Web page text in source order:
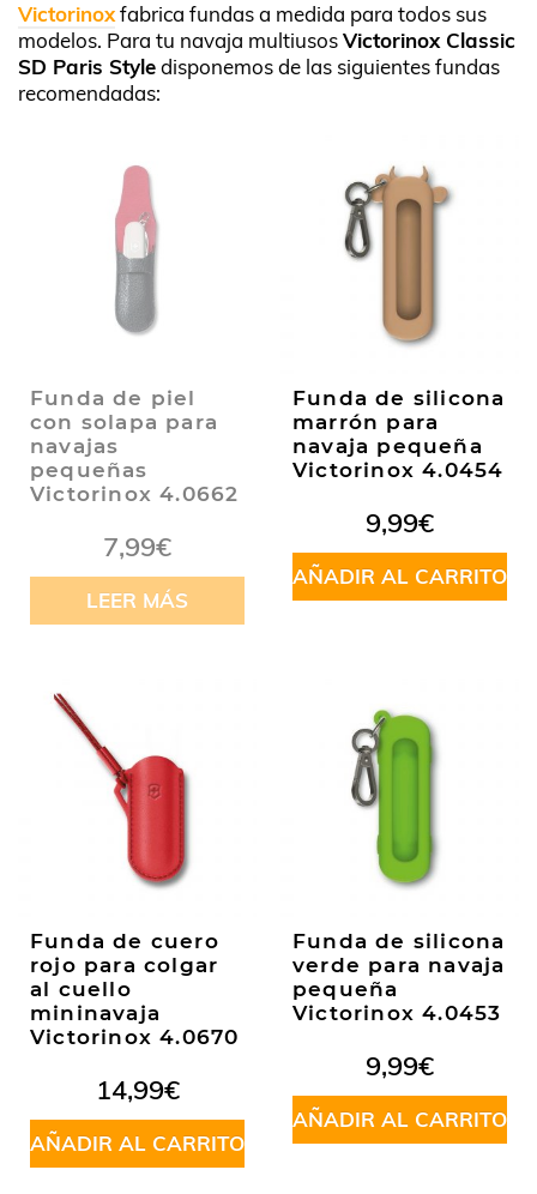
Victorinoxfabrica fundas a medida para todos sus
modelos. Para tu navaja multiusosVictorinox Classic
SD Paris Styledisponemos de las siguientes fundas
recomendadas:
Funda de piel
con solapa para
navajas
pequeñas
Victorinox 4.0662
7,99€
LEER MÁS
Funda de silicona
marrón para
navaja pequeña
Victorinox 4.0454
9,99€
AÑADIR AL CARRITO
Funda de cuero
rojo para colgar
al cuello
mininavaja
Victorinox 4.0670
14,99€
AÑADIR AL CARRITO
Funda de silicona
verde para navaja
pequeña
Victorinox 4.0453
9,99€
AÑADIR AL CARRITO